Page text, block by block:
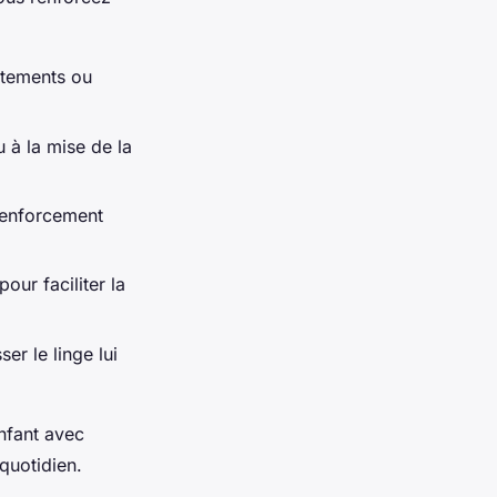
ou
à la mise de la
faciliter la
le linge lui
avec